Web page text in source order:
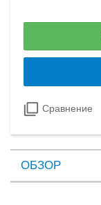
Сравнение
ОБЗОР